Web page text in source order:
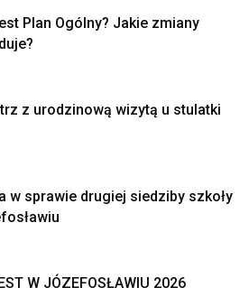
Plan Ogólny? Jakie zmiany
z urodzinową wizytą u stulatki
w sprawie drugiej siedziby szkoły
W JÓZEFOSŁAWIU 2026